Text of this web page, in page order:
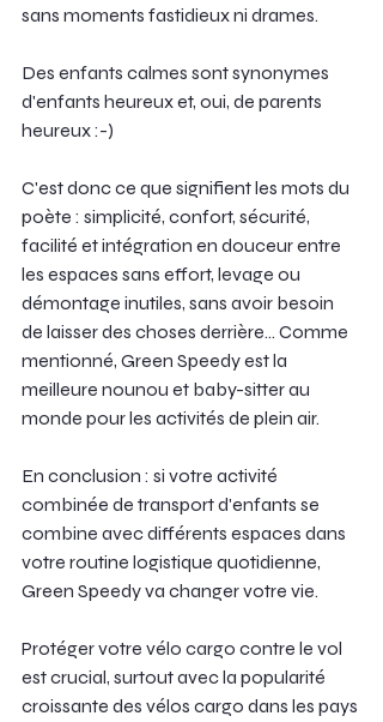
sans moments fastidieux ni drames.
Des enfants calmes sont synonymes
d'enfants heureux et, oui, de parents
heureux :-)
C'est donc ce que signifient les mots du
poète : simplicité, confort, sécurité,
facilité et intégration en douceur entre
les espaces sans effort, levage ou
démontage inutiles, sans avoir besoin
de laisser des choses derrière... Comme
mentionné, Green Speedy est la
meilleure nounou et baby-sitter au
monde pour les activités de plein air.
En conclusion : si votre activité
combinée de transport d'enfants se
combine avec différents espaces dans
votre routine logistique quotidienne,
Green Speedy va changer votre vie.
Protéger votre vélo cargo contre le vol
est crucial, surtout avec la popularité
croissante des vélos cargo dans les pays